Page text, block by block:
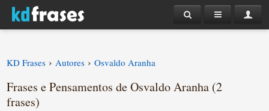
KD Frases › Autores › Osvaldo Aranha
Frases e Pensamentos de Osvaldo Aranha (2
frases)